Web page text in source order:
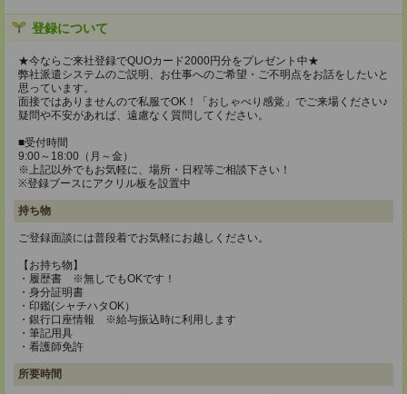
登録について
★今ならご来社登録でQUOカード2000円分をプレゼント中★
弊社派遣システムのご説明、お仕事へのご希望・ご不明点をお話をしたいと
思っています。
面接ではありませんので私服でOK！「おしゃべり感覚」でご来場ください♪
疑問や不安があれば、遠慮なく質問してください。
■受付時間
9:00～18:00（月～金）
※上記以外でもお気軽に、場所・日程等ご相談下さい！
※登録ブースにアクリル板を設置中
持ち物
ご登録面談には普段着でお気軽にお越しください。
【お持ち物】
・履歴書 ※無しでもOKです！
・身分証明書
・印鑑(シャチハタOK）
・銀行口座情報 ※給与振込時に利用します
・筆記用具
・看護師免許
所要時間